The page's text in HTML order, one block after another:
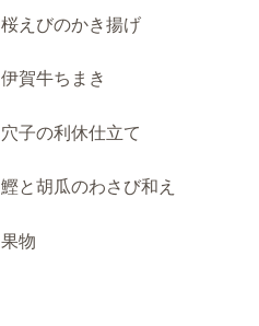
桜えびのかき揚げ
伊賀牛ちまき
穴子の利休仕立て
鰹と胡瓜のわさび和え
果物